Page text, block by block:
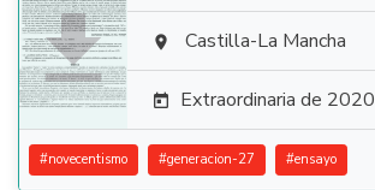
  Castilla-La Mancha
 Extraordinaria de 2020
#novecentismo #generacion-27 #ensayo